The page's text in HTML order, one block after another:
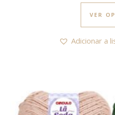
VER
Adicionar a